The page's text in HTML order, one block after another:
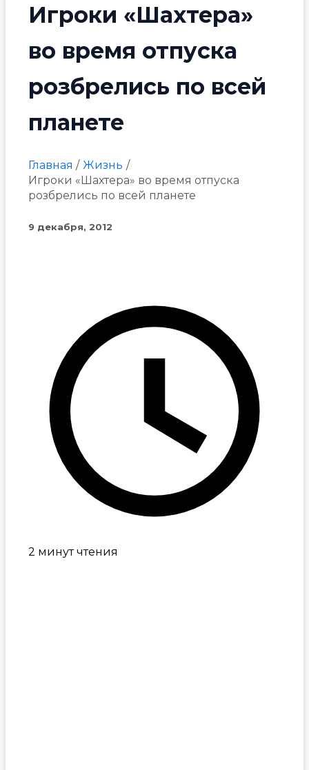
Игроки «Шахтера»
во время отпуска
розбрелись по всей
планете
Главная
Жизнь
Игроки «Шахтера» во время отпуска
розбрелись по всей планете
9 декабря, 2012
2 минут чтения